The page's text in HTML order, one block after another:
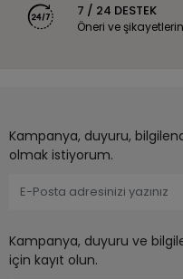
7 / 24 DESTEK
Öneri ve
Kampanya, duyuru,
olmak istiyorum.
Kampanya, duyuru ve
için kayıt olun.